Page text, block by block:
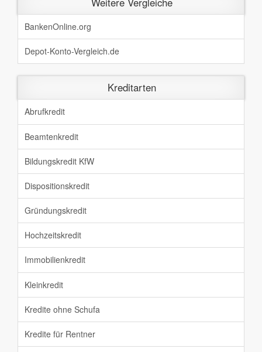
BankenOnline.org
Depot-Konto-Vergleich.de
Kreditarten
Abrufkredit
Beamtenkredit
Bildungskredit KfW
Dispositionskredit
Gründungskredit
Hochzeitskredit
Immobilienkredit
Kleinkredit
Kredite ohne Schufa
Kredite für Rentner